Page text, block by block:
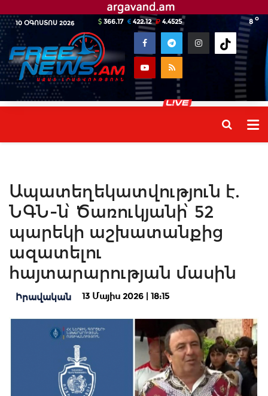
10 ՕԳՈՍՏՈՍ 2026 8 o
366.17 422.12 4.4525
Ապատեղեկատվություն է.
ՆԳՆ-ն՝ Ծառուկյանի՝ 52
պարեկի աշխատանքից
ազատելու
հայտարարության մասին
Իրավական 13 Մայիս 2026 | 18:15